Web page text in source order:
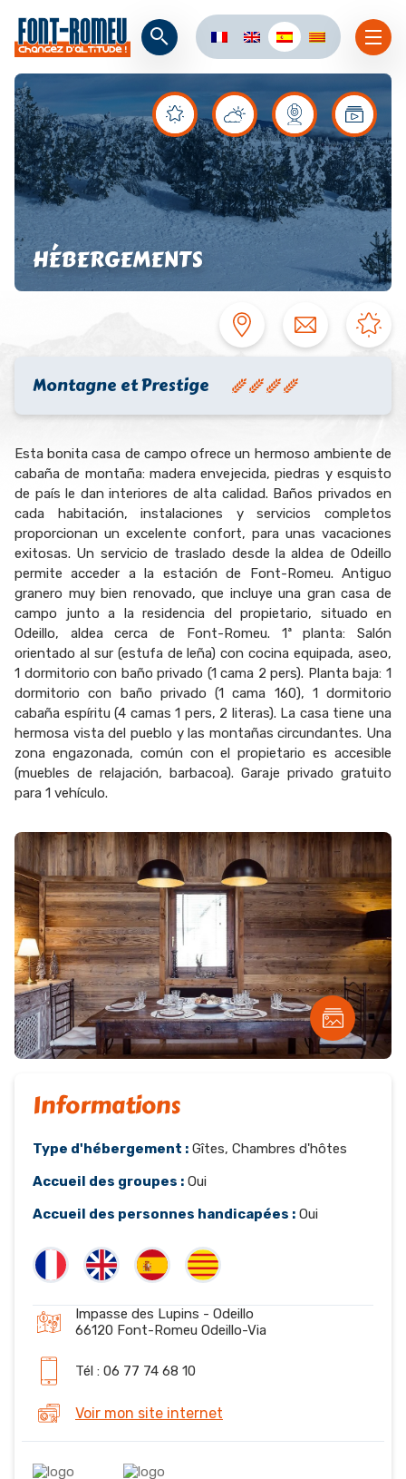
HÉBERGEMENTS
Montagne et Prestige
Esta bonita casa de campo ofrece un hermoso ambiente de
cabaña de montaña: madera envejecida, piedras y esquisto
de país le dan interiores de alta calidad. Baños privados en
cada habitación, instalaciones y servicios completos
proporcionan un excelente confort, para unas vacaciones
exitosas. Un servicio de traslado desde la aldea de Odeillo
permite acceder a la estación de Font-Romeu. Antiguo
granero muy bien renovado, que incluye una gran casa de
campo junto a la residencia del propietario, situado en
Odeillo, aldea cerca de Font-Romeu. 1ª planta: Salón
orientado al sur (estufa de leña) con cocina equipada, aseo,
1 dormitorio con baño privado (1 cama 2 pers). Planta baja: 1
dormitorio con baño privado (1 cama 160), 1 dormitorio
cabaña espíritu (4 camas 1 pers, 2 literas). La casa tiene una
hermosa vista del pueblo y las montañas circundantes. Una
zona engazonada, común con el propietario es accesible
(muebles de relajación, barbacoa). Garaje privado gratuito
para 1 vehículo.
Informations
Type d'hébergement : Gîtes, Chambres d'hôtes
Accueil des groupes : Oui
Accueil des personnes handicapées : Oui
Impasse des Lupins - Odeillo
66120 Font-Romeu Odeillo-Via
Tél : 06 77 74 68 10
Voir mon site internet